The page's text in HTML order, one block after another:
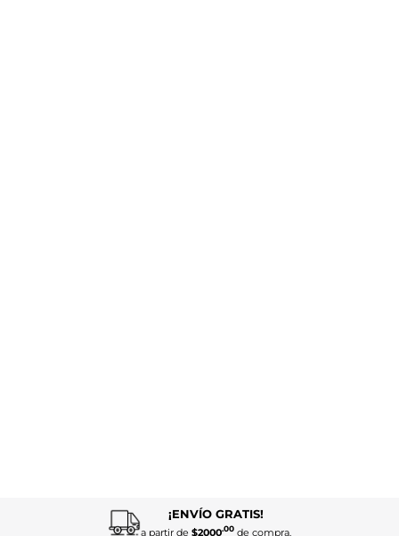
¡ENVÍO GRATIS!
a partir de $2000.00de compra.